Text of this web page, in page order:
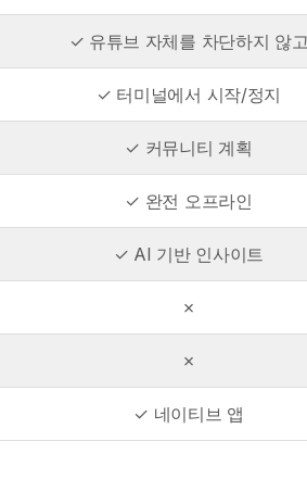
✓ 유튜브 자체를 차단하지 않고
✓ 터미널에서 시작/정지
✓ 커뮤니티 계획
✓ 완전 오프라인
✓ AI 기반 인사이트
✗
✗
✓ 네이티브 앱